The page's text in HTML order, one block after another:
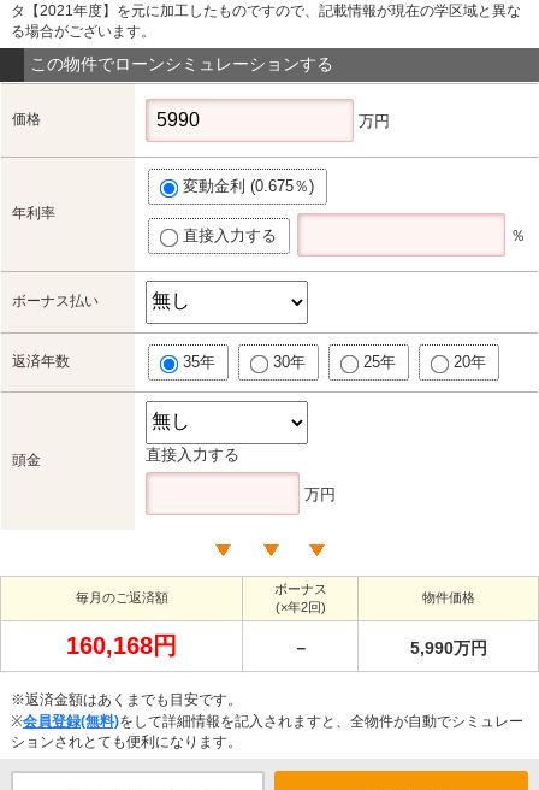
タ【2021年度】を元に加工したものですので、記載情報が現在の学区域と異な
る場合がございます。
この物件でローンシミュレーションする
価格 万円
年利率
変動金利 (0.675％)
直接入力する ％
ボーナス払い
返済年数 35年 30年 25年 20年
頭金 直接入力する
万円
毎月のご返済額
ボーナス
(×年2回)
物件価格
160,168円 － 5,990万円
※返済金額はあくまでも目安です。
※会員登録(無料)をして詳細情報を記入されますと、全物件が自動でシミュレー
ションされとても便利になります。